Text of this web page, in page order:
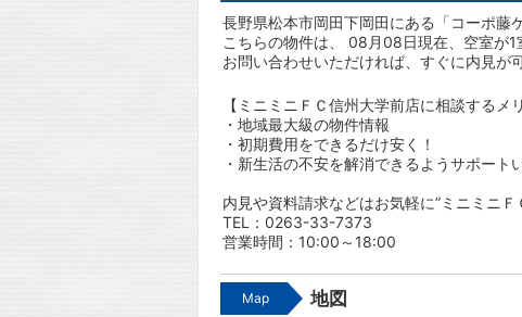
長野県松本市岡田下岡田にある「コーポ藤
こちらの物件は、 08月08日現在、空室が1
お問い合わせいただければ、すぐに内見が
【ミニミニＦＣ信州大学前店に相談するメ
・地域最大級の物件情報
・初期費用をできるだけ安く！
・新生活の不安を解消できるようサポート
内見や資料請求などはお気軽に”ミニミニＦ
TEL：0263-33-7373
営業時間：10:00～18:00
Map 地図